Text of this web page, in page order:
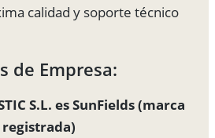
calidad y soporte técnico
de Empresa:
S.L. es SunFields (marca
registrada)